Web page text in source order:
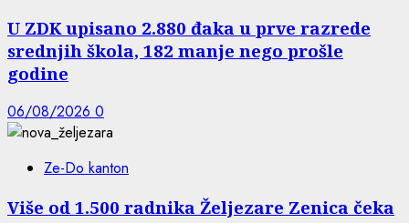
U ZDK upisano 2.880 đaka u prve razrede
srednjih škola, 182 manje nego prošle
godine
06/08/2026 0
Ze-Do kanton
Više od 1.500 radnika Željezare Zenica čeka